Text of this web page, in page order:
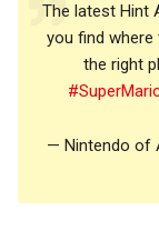
The latest Hint
you find where
the right
— Nintendo of